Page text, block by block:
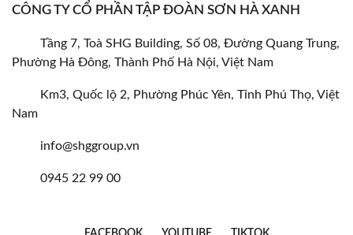
CÔNG TY CỔ PHẦN TẬP ĐOÀN SƠN HÀ XANH
Tầng 7, Toà SHG Building, Số 08, Đường Quang Trung,
Phường Hà Đông, Thành Phố Hà Nội, Việt Nam
Km3, Quốc lộ 2, Phường Phúc Yên, Tỉnh Phú Thọ, Việt
Nam
info@shggroup.vn
0945 22 99 00